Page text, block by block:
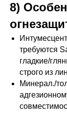
8)
требуются
гладкие/
строго из
Минерал./